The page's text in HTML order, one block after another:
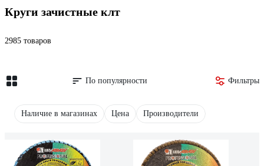
Круги зачистные клт
2985 товаров
По популярности Фильтры
Наличие в магазинах Цена Производители